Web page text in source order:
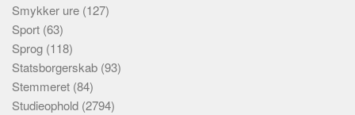
Smykker ure (127)
Sport (63)
Sprog (118)
Statsborgerskab (93)
Stemmeret (84)
Studieophold (2794)